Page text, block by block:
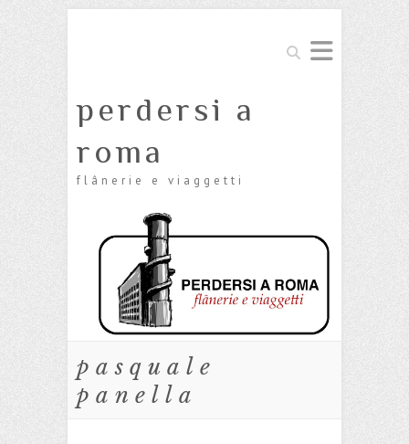
Cerca
perdersi a
roma
flânerie e viaggetti
pasquale
panella